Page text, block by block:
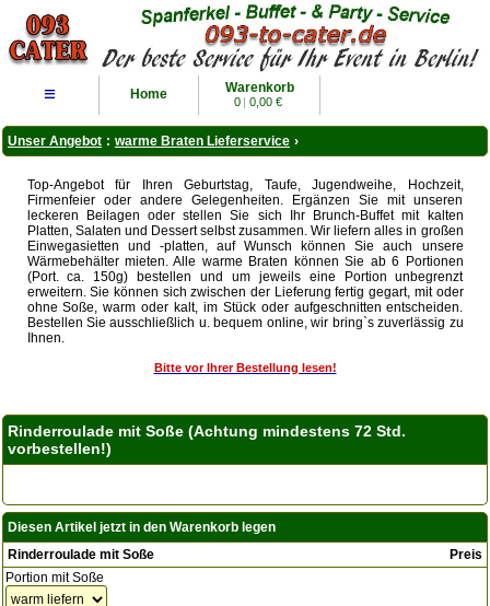
≡ Home Warenkorb
0 | 0,00 €
Unser Angebot : warme Braten Lieferservice ›
Top-Angebot für Ihren Geburtstag, Taufe, Jugendweihe, Hochzeit,
Firmenfeier oder andere Gelegenheiten. Ergänzen Sie mit unseren
leckeren Beilagen oder stellen Sie sich Ihr Brunch-Buffet mit kalten
Platten, Salaten und Dessert selbst zusammen. Wir liefern alles in großen
Einwegasietten und -platten, auf Wunsch können Sie auch unsere
Wärmebehälter mieten. Alle warme Braten können Sie ab 6 Portionen
(Port. ca. 150g) bestellen und um jeweils eine Portion unbegrenzt
erweitern. Sie können sich zwischen der Lieferung fertig gegart, mit oder
ohne Soße, warm oder kalt, im Stück oder aufgeschnitten entscheiden.
Bestellen Sie ausschließlich u. bequem online, wir bring`s zuverlässig zu
Ihnen.
Bitte vor Ihrer Bestellung lesen!
Rinderroulade mit Soße (Achtung mindestens 72 Std.
vorbestellen!)
Diesen Artikel jetzt in den Warenkorb legen
Rinderroulade mit Soße
Preis
Portion mit Soße